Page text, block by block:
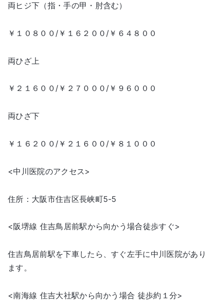
両ヒジ下（指・手の甲・肘含む）
￥１０８００/￥１６２００/￥６４８００
両ひざ上
￥２１６００/￥２７０００/￥９６０００
両ひざ下
￥１６２００/￥２１６００/￥８１０００
<中川医院のアクセス>
住所：大阪市住吉区長峡町5-5
<阪堺線 住吉鳥居前駅から向かう場合徒歩すぐ>
住吉鳥居前駅を下車したら、すぐ左手に中川医院があり
ます。
<南海線 住吉大社駅から向かう場合 徒歩約１分>